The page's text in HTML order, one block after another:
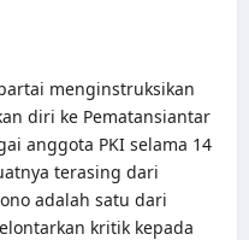
menginstruksikan
diri ke Pematansiantar
anggota PKI selama 14
terasing dari
adalah satu dari
kritik kepada